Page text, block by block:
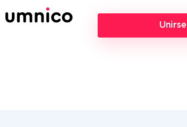
Unirse